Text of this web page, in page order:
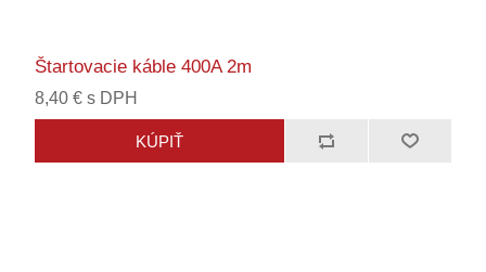
Štartovacie káble 400A 2m
8,40 € s DPH